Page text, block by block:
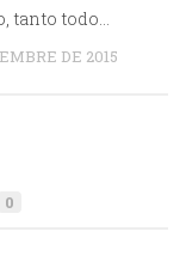
tanto todo…
DE 2015
0